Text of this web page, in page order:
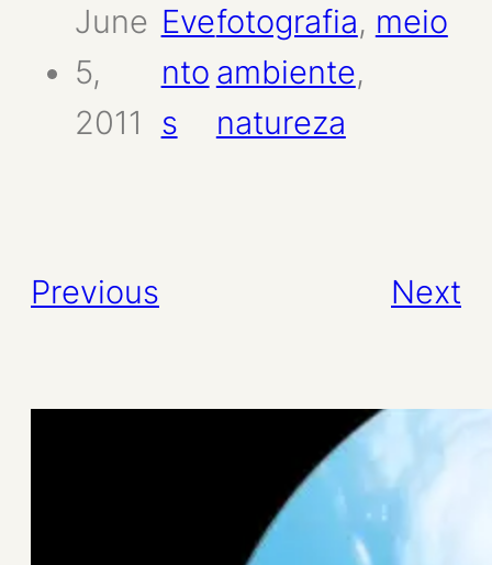
June
5,
2011
Eve
nto
s
fotografia, meio
ambiente
natureza
Previous Next